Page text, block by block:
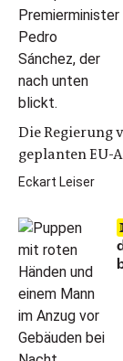
Die Regierung
geplanten EU-
Eckart Leiser